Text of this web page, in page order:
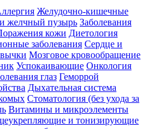
Желудочно-кишечные
желчный пузырь Заболевания
кожи Диетология
заболевания Сердце и
Мозговое кровообращение
Успокаивающие Онкология
глаз Геморрой
Дыхательная система
Стоматология (без ухода за
Витамины и микроэлементы
и тонизирующие